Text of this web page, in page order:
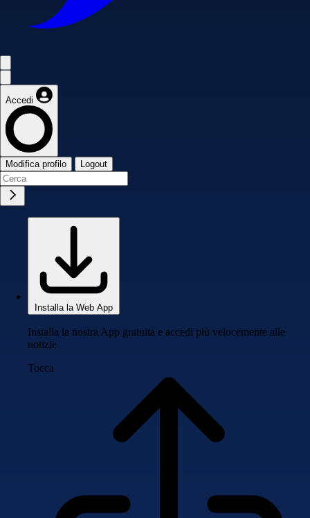
Accedi
Modifica profilo Logout
Installa la Web App
Installa la nostra App gratuita e accedi più velocemente alle
notizie
Tocca